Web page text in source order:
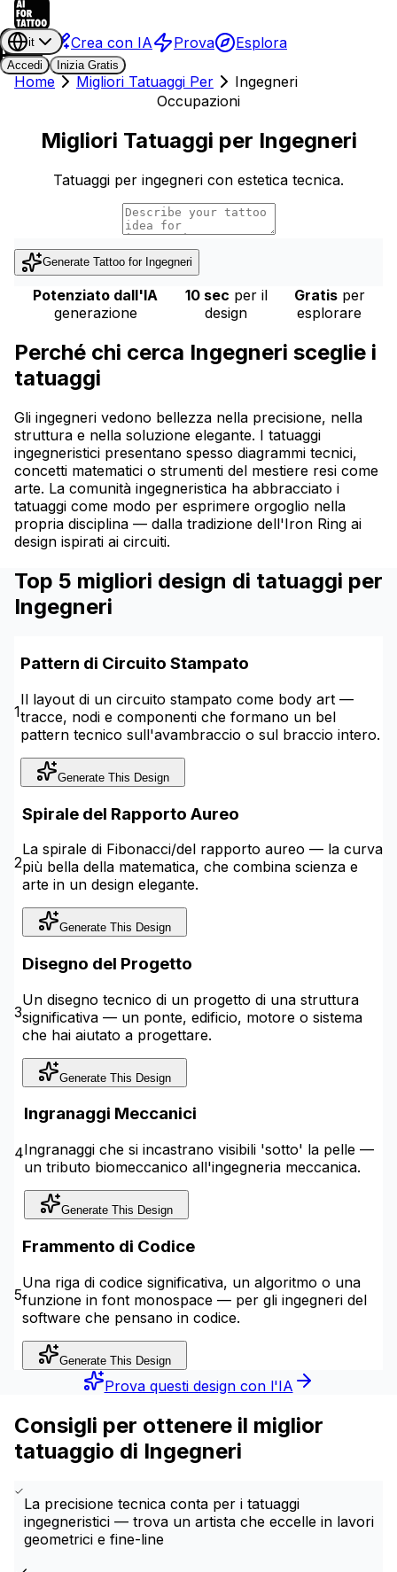
Crea con IA Prova Esplora
it
Accedi
Inizia Gratis
Home Migliori Tatuaggi Per
Ingegneri
Occupazioni
Migliori Tatuaggi per Ingegneri
Tatuaggi per ingegneri con estetica tecnica.
Generate Tattoo for Ingegneri
Potenziato dall'IA
generazione
10 sec per il
design
Gratis per
esplorare
Perché chi cerca Ingegneri sceglie i
tatuaggi
Gli ingegneri vedono bellezza nella precisione, nella
struttura e nella soluzione elegante. I tatuaggi
ingegneristici presentano spesso diagrammi tecnici,
concetti matematici o strumenti del mestiere resi come
arte. La comunità ingegneristica ha abbracciato i
tatuaggi come modo per esprimere orgoglio nella
propria disciplina — dalla tradizione dell'Iron Ring ai
design ispirati ai circuiti.
Top 5 migliori design di tatuaggi per
Ingegneri
1
Pattern di Circuito Stampato
Il layout di un circuito stampato come body art —
tracce, nodi e componenti che formano un bel
pattern tecnico sull'avambraccio o sul braccio intero.
Generate This Design
2
Spirale del Rapporto Aureo
La spirale di Fibonacci/del rapporto aureo — la curva
più bella della matematica, che combina scienza e
arte in un design elegante.
Generate This Design
3
Disegno del Progetto
Un disegno tecnico di un progetto di una struttura
significativa — un ponte, edificio, motore o sistema
che hai aiutato a progettare.
Generate This Design
4
Ingranaggi Meccanici
Ingranaggi che si incastrano visibili 'sotto' la pelle —
un tributo biomeccanico all'ingegneria meccanica.
Generate This Design
5
Frammento di Codice
Una riga di codice significativa, un algoritmo o una
funzione in font monospace — per gli ingegneri del
software che pensano in codice.
Generate This Design
Prova questi design con l'IA
Consigli per ottenere il miglior
tatuaggio di Ingegneri
La precisione tecnica conta per i tatuaggi
ingegneristici — trova un artista che eccelle in lavori
geometrici e fine-line